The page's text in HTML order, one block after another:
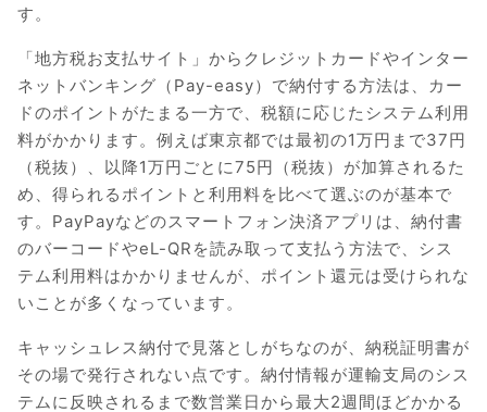
す。
「地方税お支払サイト」からクレジットカードやインター
ネットバンキング（Pay-easy）で納付する方法は、カー
ドのポイントがたまる一方で、税額に応じたシステム利用
料がかかります。例えば東京都では最初の1万円まで37円
（税抜）、以降1万円ごとに75円（税抜）が加算されるた
め、得られるポイントと利用料を比べて選ぶのが基本で
す。PayPayなどのスマートフォン決済アプリは、納付書
のバーコードやeL-QRを読み取って支払う方法で、シス
テム利用料はかかりませんが、ポイント還元は受けられな
いことが多くなっています。
キャッシュレス納付で見落としがちなのが、納税証明書が
その場で発行されない点です。納付情報が運輸支局のシス
テムに反映されるまで数営業日から最大2週間ほどかかる